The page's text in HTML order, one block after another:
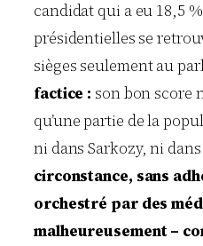
candidat qui a eu 18,5
présidentielles se
sièges seulement au
factice : son bon score
qu’une partie de la
ni dans Sarkozy, ni
circonstance, sans
orchestré par des
malheureusement –